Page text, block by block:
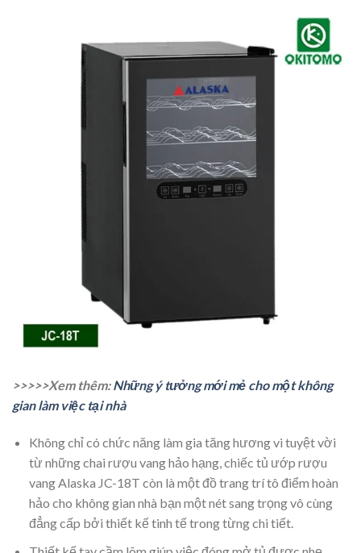
>>>>>Xem thêm:Những ý tưởng mới mẻ cho một không
gian làm việc tại nhà
Không chỉ có chức năng làm gia tăng hương vi tuyệt vời
từ những chai rượu vang hảo hạng, chiếc tủ ướp rượu
vang Alaska JC-18T còn là một đồ trang trí tô điểm hoàn
hảo cho không gian nhà bạn một nét sang trọng vô cùng
đẳng cấp bởi thiết kế tinh tế trong từng chi tiết.